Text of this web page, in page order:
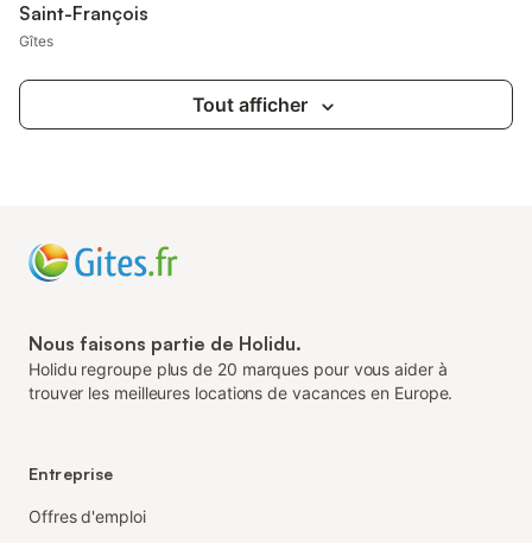
Saint-François
Gîtes
Tout afficher
Nous faisons partie de Holidu.
Holidu regroupe plus de 20 marques pour vous aider à
trouver les meilleures locations de vacances en Europe.
Entreprise
Offres d'emploi